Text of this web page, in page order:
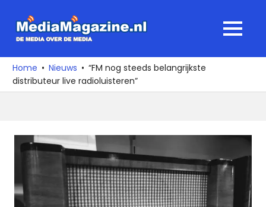
naar
media
over
de
MENU
Home Nieuws
“FM nog steeds belangrijkste
distributeur live radioluisteren”